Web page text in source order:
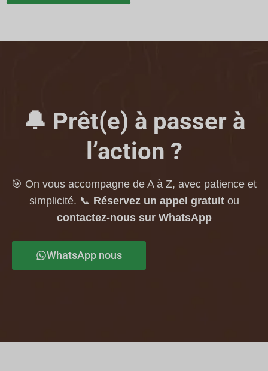
🔔 Prêt(e) à passer à
l’action ?
🎯 On vous accompagne de A à Z, avec patience et
simplicité. 📞 Réservez un appel gratuitou
contactez-nous sur WhatsApp
WhatsApp nous